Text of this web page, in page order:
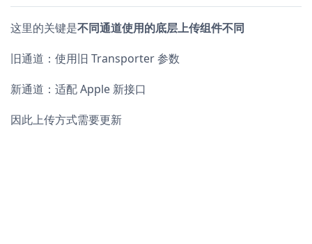
这里的关键是不同通道使用的底层上传组件不同
旧通道：使用旧 Transporter 参数
新通道：适配 Apple 新接口
因此上传方式需要更新